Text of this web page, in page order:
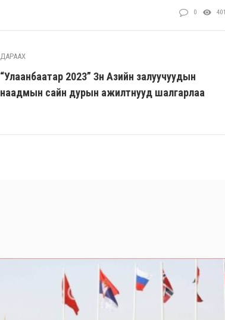
0 401
ДАРААХ
“Улаанбаатар 2023” Зүүн Азийн залуучуудын
наадмын сайн дурын ажилтнууд шалгарлаа